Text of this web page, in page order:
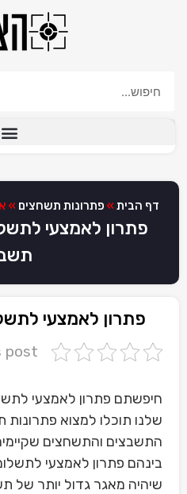
דף הבית » פתרונות תשחצים »
פתרון לאמצעי
פתרון לאמצעי
post
חיפשתם פתרון לאמצעי
שלנו תוכלו למצוא פתרונות
התשבצים והתשחצים
בינהם פתרון לאמצעי
שיהיה מאגר גדול יותר של